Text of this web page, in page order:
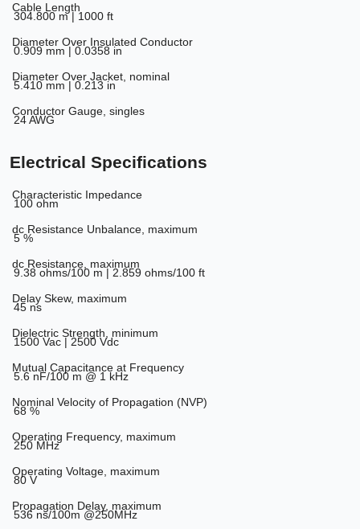
Cable Length
304.800 m | 1000 ft
Diameter Over Insulated Conductor
0.909 mm | 0.0358 in
Diameter Over Jacket, nominal
5.410 mm | 0.213 in
Conductor Gauge, singles
24 AWG
Electrical Specifications
Characteristic Impedance
100 ohm
dc Resistance Unbalance, maximum
5 %
dc Resistance, maximum
9.38 ohms/100 m | 2.859 ohms/100 ft
Delay Skew, maximum
45 ns
Dielectric Strength, minimum
1500 Vac | 2500 Vdc
Mutual Capacitance at Frequency
5.6 nF/100 m @ 1 kHz
Nominal Velocity of Propagation (NVP)
68 %
Operating Frequency, maximum
250 MHz
Operating Voltage, maximum
80 V
Propagation Delay, maximum
536 ns/100m @250MHz